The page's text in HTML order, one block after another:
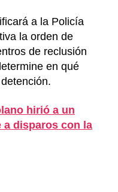
a la Policía
la orden de
de reclusión
en qué
hirió a un
a disparos con la